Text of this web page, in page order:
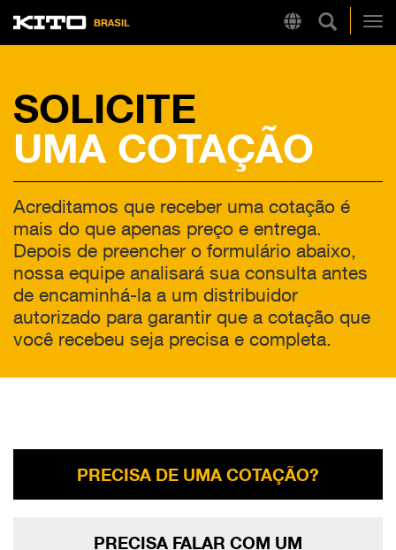
RegionKito
Pesquisa
LINKS RÁPIDOS
Tire Chain Finder
SOLICITE
UMA COTAÇÃO
Acreditamos que receber uma cotação é
mais do que apenas preço e entrega.
Depois de preencher o formulário abaixo,
nossa equipe analisará sua consulta antes
de encaminhá-la a um distribuidor
autorizado para garantir que a cotação que
você recebeu seja precisa e completa.
PRECISA DE UMA COTAÇÃO?
PRECISA FALAR COM UM